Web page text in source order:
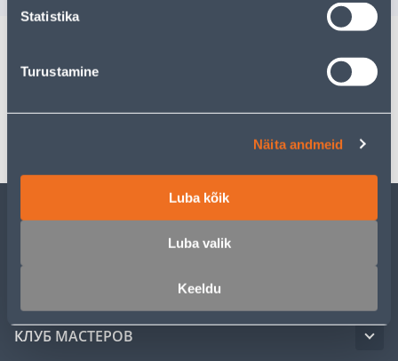
Statistika
Turustamine
Näita andmeid
Luba kõik
Luba valik
Keeldu
Спецификация
ОБСЛУЖИВАНИЕ ЧАСТНЫХ КЛИЕНТОВ
КЛУБ МАСТЕРОВ